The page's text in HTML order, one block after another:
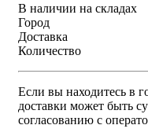
В наличии на складах
Город
Доставка
Количество
Если вы находитесь в
доставки может быть
согласованию с